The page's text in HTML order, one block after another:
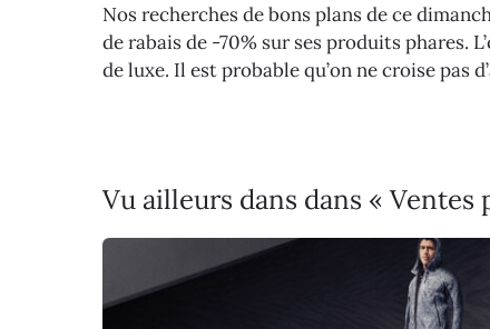
Nos recherches de bons plans de ce
de rabais de -70% sur ses produits phares.
de luxe. Il est probable qu’on ne croise pas
Vu ailleurs dans dans « Ventes